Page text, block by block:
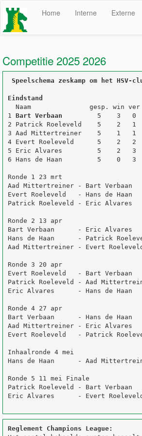
Home Interne Externe
Competitie 2025 2026
Speelschema zeskamp om het HSV-
Eindstand
Naam               gesp. win ver
1 Bart Verbaan
5    3   0
2 Patrick Roeleveld    5    2
3 Aad Mittertreiner    5    1   1
4 Evert Roeleveld      5    2   2
5 Eric Alvares         5    2   3
6 Hans de Haan         5    0   3
Ronde 1 23 mrt
Aad Mittertreiner - Bart
Evert Roeleveld   - Hans de
Patrick Roeleveld - Eric
Ronde 2 13 apr
Bart Verbaan      - Eric
Hans de Haan      - Patrick
Aad Mittertreiner - Evert
Ronde 3 20 apr
Evert Roeleveld   - Bart Verbaan
Patrick Roeleveld - Aad
Eric Alvares      - Hans de Haan
Ronde 4 27 apr
Bart Verbaan      - Hans de
Aad Mittertreiner - Eric Alvares
Evert Roeleveld   - Patrick
Inhaalronde 4 mei
Hans de Haan      - Aad
Ronde 5 11 mei Finale
Patrick Roeleveld - Bart
Eric Alvares      - Evert
Reglement Champions League: